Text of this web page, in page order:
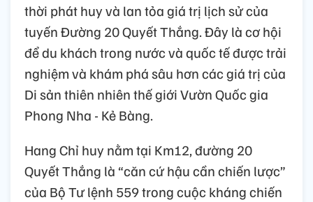
thời phát huy và lan tỏa giá trị lịch sử của
tuyến Đường 20 Quyết Thắng. Đây là cơ hội
để du khách trong nước và quốc tế được trải
nghiệm và khám phá sâu hơn các giá trị của
Di sản thiên nhiên thế giới Vườn Quốc gia
Phong Nha - Kẻ Bàng.
Hang Chỉ huy nằm tại Km12, đường 20
Quyết Thắng là “căn cứ hậu cần chiến lược”
của Bộ Tư lệnh 559 trong cuộc kháng chiến